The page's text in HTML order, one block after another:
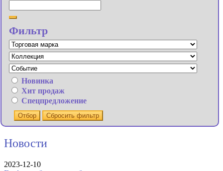
Фильтр
Новинка
Хит продаж
Спецпредложение
Отбор Сбросить фильтр
Новости
2023-12-10